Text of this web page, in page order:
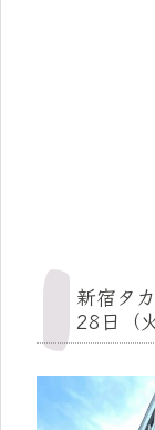
新宿タ
28日（火